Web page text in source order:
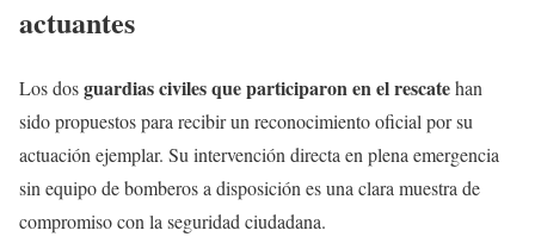
actuantes
Los dosguardias civiles que participaron en el rescatehan
sido propuestos para recibir un reconocimiento oficial por su
actuación ejemplar. Su intervención directa en plena emergencia
sin equipo de bomberos a disposición es una clara muestra de
compromiso con la seguridad ciudadana.